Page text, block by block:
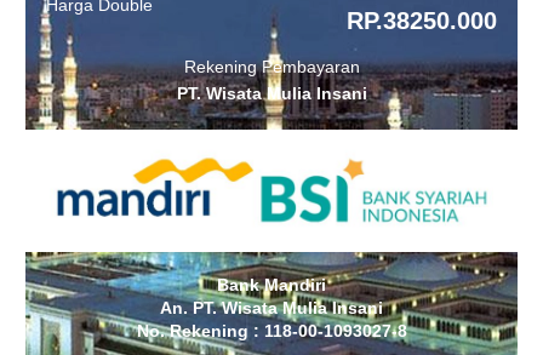
Harga Double
RP.38250.000
Rekening Pembayaran
PT. Wisata Mulia Insani
Bank Mandiri
An. PT. Wisata Mulia Insani
No. Rekening : 118-00-1093027-8